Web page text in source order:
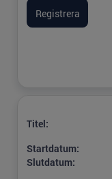
Titel:
Startdatum:
Slutdatum: